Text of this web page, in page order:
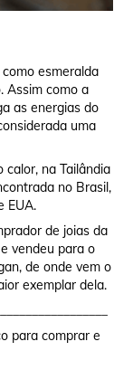
esmeralda
Assim como a
as energias do
uma
na Tailândia
no Brasil,
EUA.
de joias da
vendeu para o
de onde vem o
exemplar dela.
para comprar e